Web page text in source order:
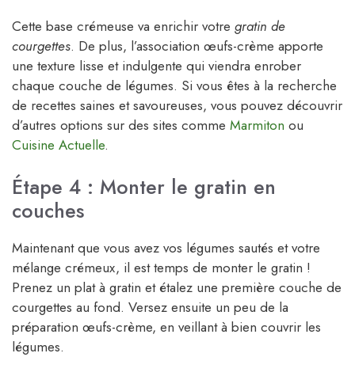
Cette base crémeuse va enrichir votre gratin de
courgettes. De plus, l’association œufs-crème apporte
une texture lisse et indulgente qui viendra enrober
chaque couche de légumes. Si vous êtes à la recherche
de recettes saines et savoureuses, vous pouvez découvrir
d’autres options sur des sites comme Marmiton ou
Cuisine Actuelle.
Étape 4 : Monter le gratin en
couches
Maintenant que vous avez vos légumes sautés et votre
mélange crémeux, il est temps de monter le gratin !
Prenez un plat à gratin et étalez une première couche de
courgettes au fond. Versez ensuite un peu de la
préparation œufs-crème, en veillant à bien couvrir les
légumes.